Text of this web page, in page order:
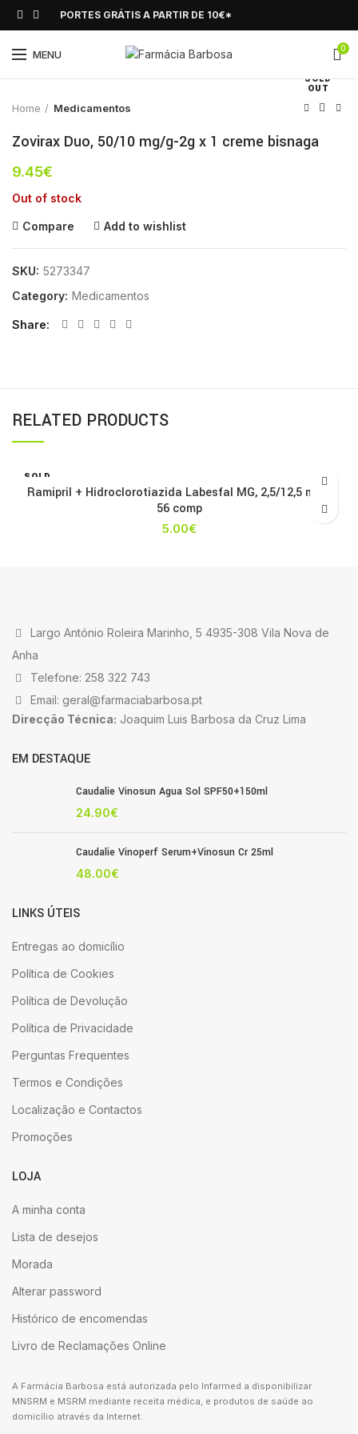
PORTES GRÁTIS A PARTIR DE 10€*
MENU 0
SOLD
OUT
Click to enlarge
Home Medicamentos
Zovirax Duo, 50/10 mg/g-2g x 1 creme bisnaga
9.45€
Out of stock
Compare Add to wishlist
SKU: 5273347
Category: Medicamentos
Share
RELATED PRODUCTS
SOLD
OUT
Ramipril + Hidroclorotiazida Labesfal MG, 2,5/12,5 mg x
56 comp
5.00€
Largo António Roleira Marinho, 5 4935-308 Vila Nova de
Anha
Telefone: 258 322 743
Email: geral@farmaciabarbosa.pt
Direcção Técnica: Joaquim Luis Barbosa da Cruz Lima
EM DESTAQUE
Caudalie Vinosun Agua Sol SPF50+150ml
24.90€
Caudalie Vinoperf Serum+Vinosun Cr 25ml
48.00€
LINKS ÚTEIS
Entregas ao domicílio
Política de Cookies
Política de Devolução
Política de Privacidade
Perguntas Frequentes
Termos e Condições
Localização e Contactos
Promoções
LOJA
A minha conta
Lista de desejos
Morada
Alterar password
Histórico de encomendas
Livro de Reclamações Online
A Farmácia Barbosa está autorizada pelo Infarmed a disponibilizar
MNSRM e MSRM mediante receita médica, e produtos de saúde ao
domicílio através da Internet.